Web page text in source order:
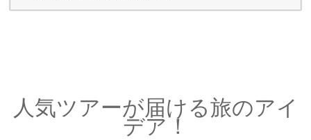
人気ツアーが届ける旅のアイ
デア！